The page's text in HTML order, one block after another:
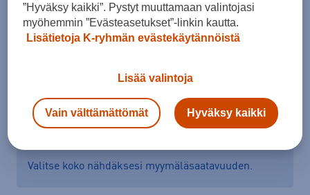
Lisää ostoskoriin
Tarkista saatavuus ja tilaa myymälästä
Verkkokauppa: SaatavillaMyymälät: Saatavilla
Valitse koko nähdäksesi myymäläsaatavuuden.
”Hyväksy kaikki”. Pystyt muuttamaan valintojasi
myöhemmin ”Evästeasetukset”-linkin kautta.
Lisätietoja K-ryhmän evästekäytännöistä
Lisää valintoja
Vain välttämättömät Hyväksy kaikki